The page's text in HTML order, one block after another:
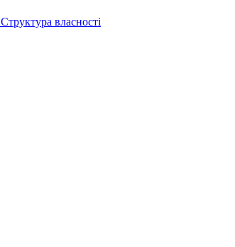
Структура власності